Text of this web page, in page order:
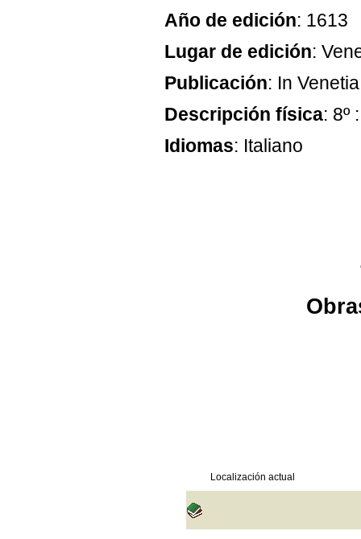
Año de edición: 1613
Lugar de edición:
Publicación: In
Descripción física: 8º
Idiomas: Italiano
Localización actual